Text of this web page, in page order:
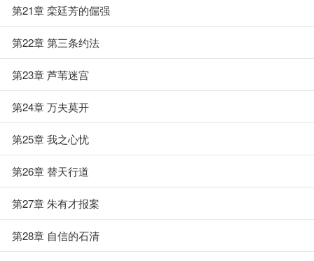
第21章 栾廷芳的倔强
第22章 第三条约法
第23章 芦苇迷宫
第24章 万夫莫开
第25章 我之心忧
第26章 替天行道
第27章 朱有才报案
第28章 自信的石清